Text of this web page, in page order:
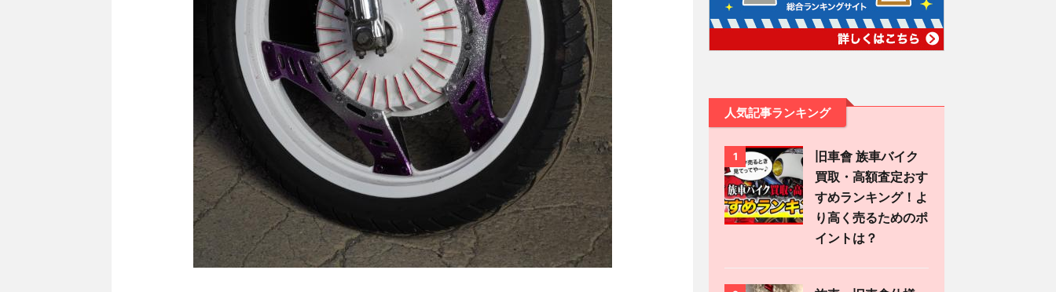
人気記事ランキング
1
旧車會 族車バイク
買取・高額査定おす
すめランキング！よ
り高く売るためのポ
イントは？